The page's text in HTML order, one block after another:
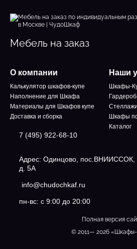
Мебель на заказ
О компании
Калькулятор шкафов-купе
Наполнение для Шкафа
Материалы для Шкафов купе
Доставка и сборка
Наши
Шкафы-
Стеллажи
Шкафы
Каталог
7 (495) 922-68-10
Адрес: Одинцово, пос.ВНИИССОК,
д. 5А
info@chudochkaf.ru
пн-вс: с 9:00 до 20:00
Полная версия
© 2011— 2026